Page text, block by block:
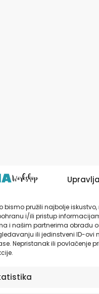
bismo pružili najbolje
i/ili pristup
i našim partnerima obradu
ili jedinstveni ID-ovi
Nepristanak ili povlačenje